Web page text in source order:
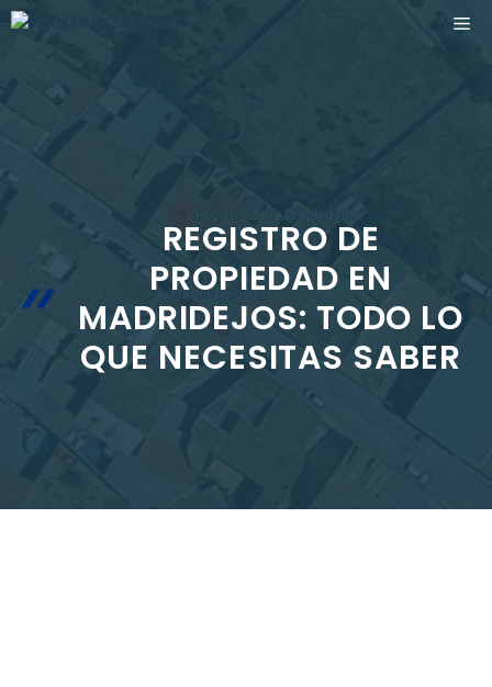
Saltar
REGISTRO DE
PROPIEDAD EN
MADRIDEJOS: TODO LO
QUE NECESITAS SABER